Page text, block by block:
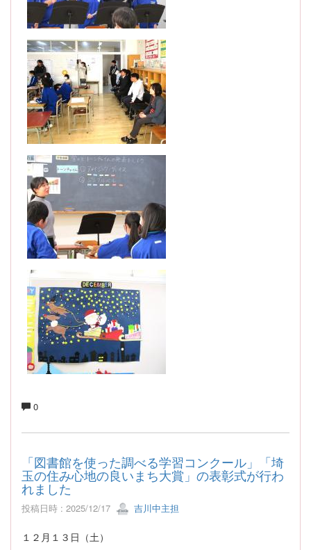
0
「図書館を使った調べる学習コンクール」「埼
玉の住み心地の良いまち大賞」の表彰式が行わ
れました
投稿日時 : 2025/12/17 吉川中主担
１２月１３日（土）